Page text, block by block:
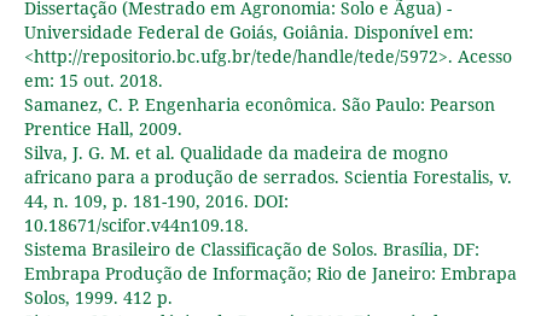
Dissertação (Mestrado em Agronomia: Solo e Ãgua) -
Universidade Federal de Goiás, Goiânia. Disponível em:
<http://repositorio.bc.ufg.br/tede/handle/tede/5972>. Acesso
em: 15 out. 2018.
Samanez, C. P. Engenharia econômica. São Paulo: Pearson
Prentice Hall, 2009.
Silva, J. G. M. et al. Qualidade da madeira de mogno
africano para a produção de serrados. Scientia Forestalis, v.
44, n. 109, p. 181-190, 2016. DOI:
10.18671/scifor.v44n109.18.
Sistema Brasileiro de Classificação de Solos. Brasília, DF:
Embrapa Produção de Informação; Rio de Janeiro: Embrapa
Solos, 1999. 412 p.